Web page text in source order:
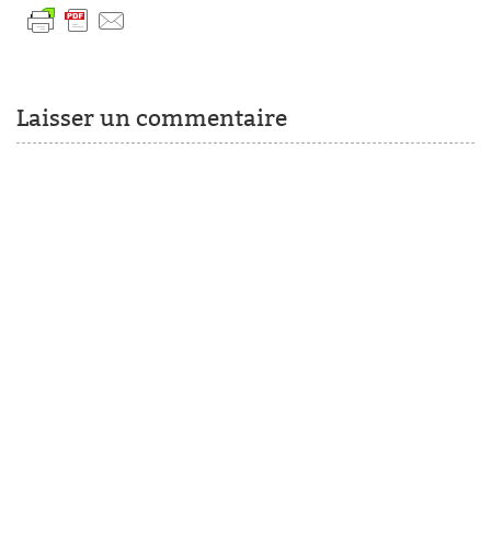
Laisser un commentaire